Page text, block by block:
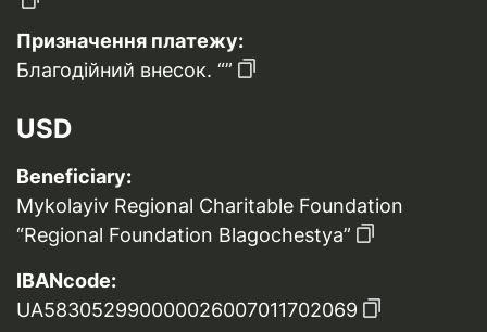
Призначення платежу:
Благодійний внесок. “”
USD
Beneficiary:
Mykolayiv Regional Charitable Foundation
“Regional Foundation Blagochestya”
IBANcode:
UA583052990000026007011702069